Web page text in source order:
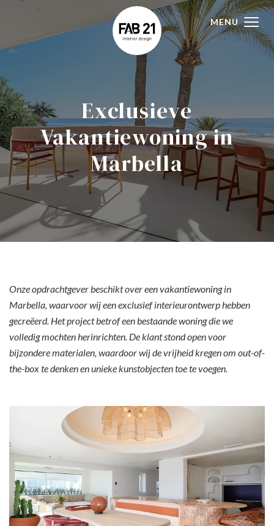
MENU
Exclusieve
Vakantiewoning in
Marbella
Onze opdrachtgever beschikt over een vakantiewoning in
Marbella, waarvoor wij een exclusief interieurontwerp hebben
gecreëerd. Het project betrof een bestaande woning die we
volledig mochten herinrichten. De klant stond open voor
bijzondere materialen, waardoor wij de vrijheid kregen om out-of-
the-box te denken en unieke kunstobjecten toe te voegen.